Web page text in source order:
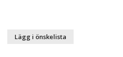
Lägg i önskelista